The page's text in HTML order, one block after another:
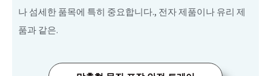
나 섬세한 품목에 특히 중요합니다., 전자 제품이나 유리 제
품과 같은.